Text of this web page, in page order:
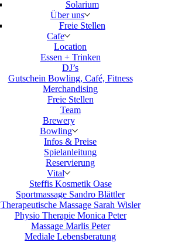
Solarium
Über uns
Freie Stellen
Cafe
Location
Essen + Trinken
DJ’s
Gutschein Bowling, Café, Fitness
Merchandising
Freie Stellen
Team
Brewery
Bowling
Infos & Preise
Spielanleitung
Reservierung
Vital
Steffis Kosmetik Oase
Sportmassage Sandro Blättler
Therapeutische Massage Sarah Wisler
Physio Therapie Monica Peter
Massage Marlis Peter
Mediale Lebensberatung